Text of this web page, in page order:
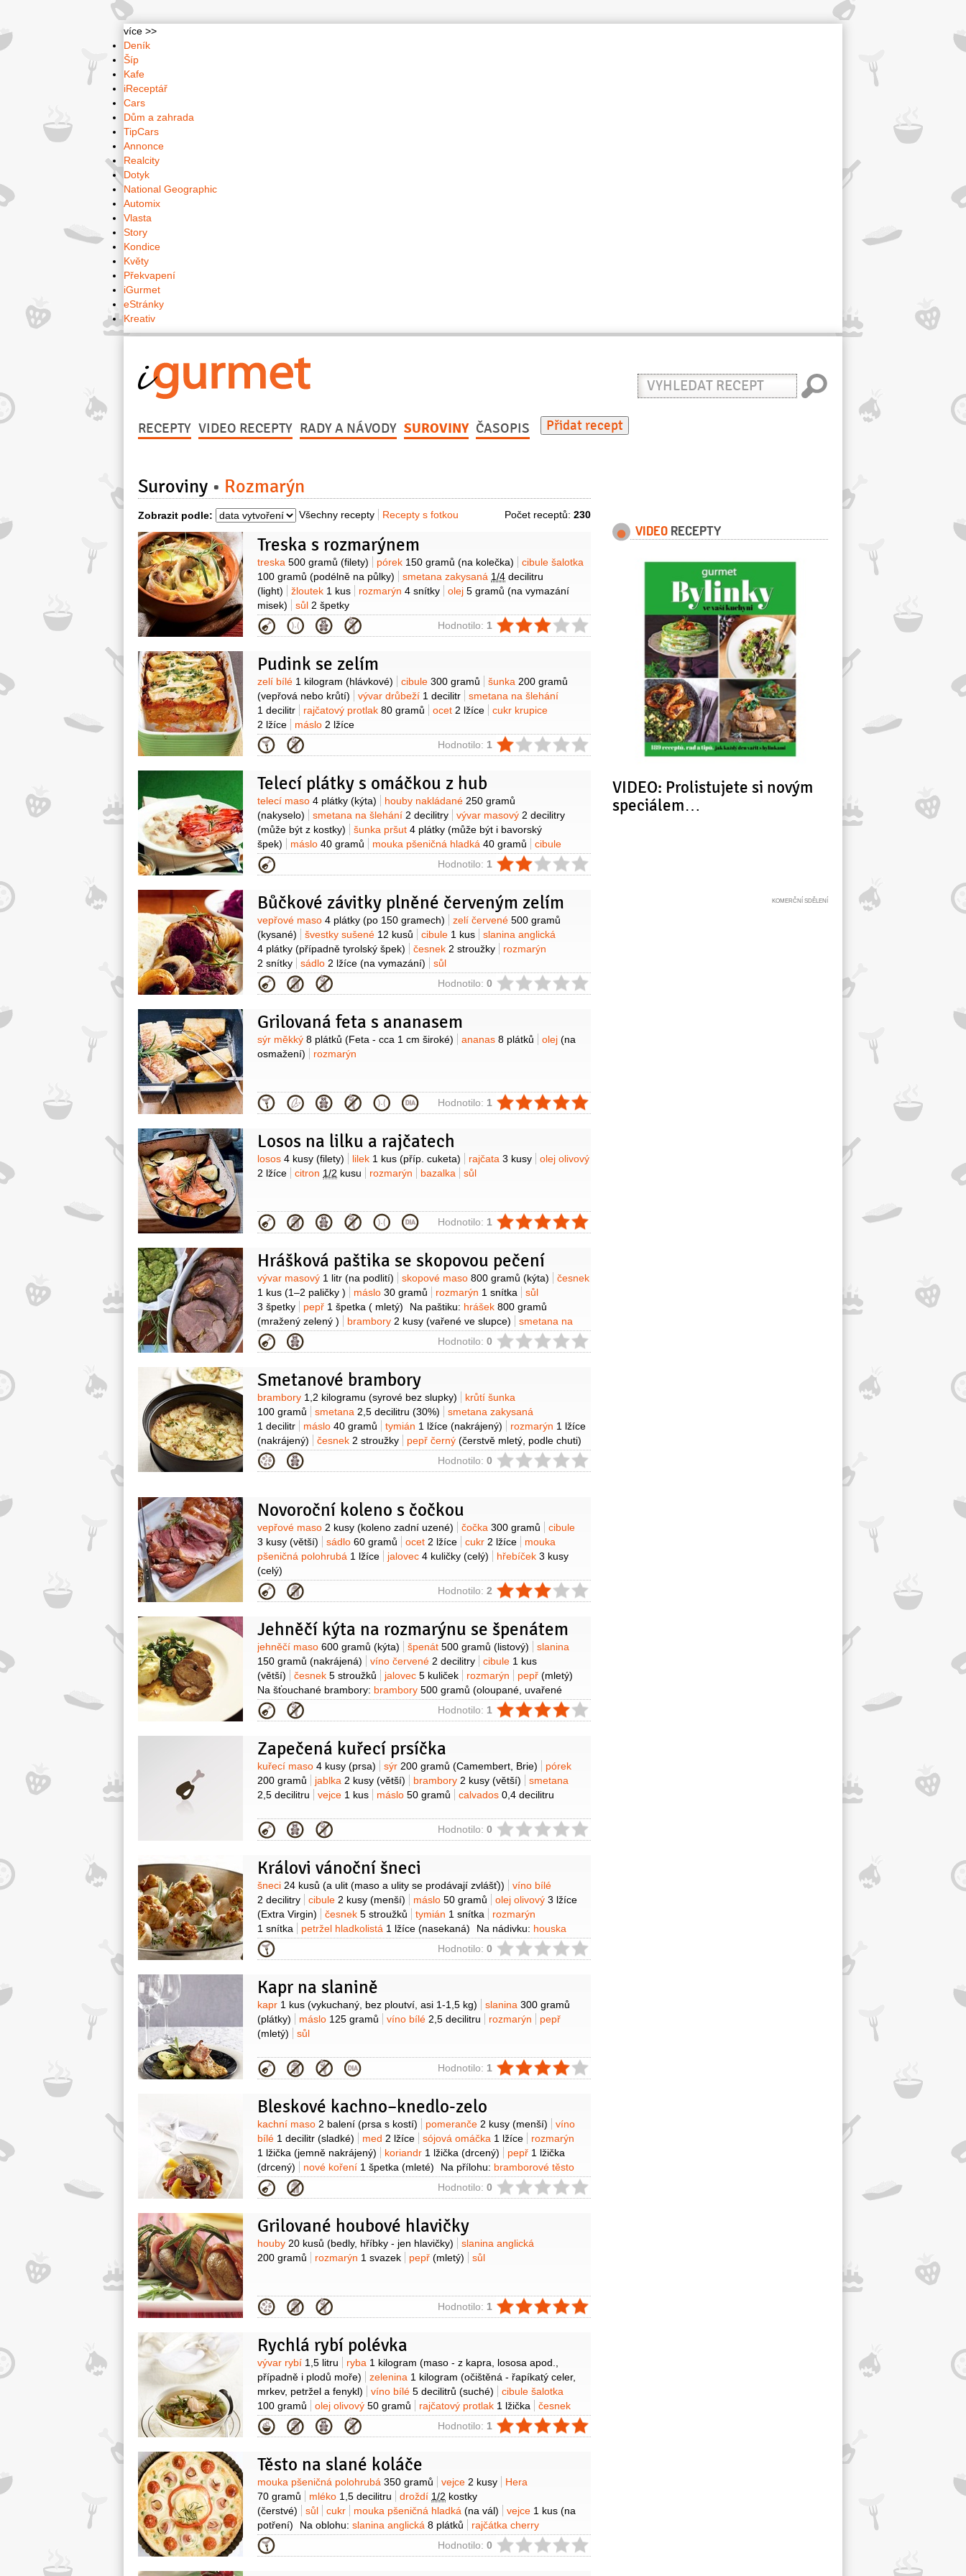
více >>
Deník
Šíp
Kafe
iReceptář
Cars
Dům a zahrada
TipCars
Annonce
Realcity
Dotyk
National Geographic
Automix
Vlasta
Story
Kondice
Květy
Překvapení
iGurmet
eStránky
Kreativ
Vyhledat
recept
RECEPTY VIDEO RECEPTY RADY A NÁVODY SUROVINY ČASOPIS Přidat recept
Suroviny Rozmarýn
Zobrazit podle: Všechny recepty Recepty s fotkou Počet receptů: 230
Treska s rozmarýnem
Suroviny
treska 500 gramů (filety) pórek 150 gramů (na kolečka)
cibule šalotka
100 gramů (podélně na půlky) smetana zakysaná 1/4 decilitru
(light)
žloutek 1 kus rozmarýn 4 snítky olej 5 gramů (na vymazání
misek)
sůl 2 špetky
Kategorie Hodnotilo: 1
Pudink se zelím
Suroviny
zelí bílé 1 kilogram (hlávkové) cibule 300 gramů šunka 200 gramů
(vepřová nebo krůtí)
vývar drůbeží 1 decilitr
smetana na šlehání
1 decilitr
rajčatový protlak 80 gramů ocet 2 lžíce
cukr krupice
2 lžíce
máslo 2 lžíce
Kategorie Hodnotilo: 1
Telecí plátky s omáčkou z hub
Suroviny
telecí maso 4 plátky (kýta) houby nakládané 250 gramů
(nakyselo)
smetana na šlehání 2 decilitry vývar masový 2 decilitry
(může být z kostky)
šunka pršut 4 plátky (může být i bavorský
špek)
máslo 40 gramů mouka pšeničná hladká 40 gramů
cibule
1 kus
Kategorie Hodnotilo: 1
Bůčkové závitky plněné červeným zelím
Suroviny
vepřové maso 4 plátky (po 150 gramech) zelí červené 500 gramů
(kysané)
švestky sušené 12 kusů cibule 1 kus
slanina anglická
4 plátky (případně tyrolský špek) česnek 2 stroužky
rozmarýn
2 snítky
sádlo 2 lžíce (na vymazání) sůl
Kategorie Hodnotilo: 0
Grilovaná feta s ananasem
Suroviny
sýr měkký 8 plátků (Feta - cca 1 cm široké) ananas 8 plátků olej (na
osmažení)
rozmarýn
Kategorie Hodnotilo: 1
Losos na lilku a rajčatech
Suroviny
losos 4 kusy (filety) lilek 1 kus (příp. cuketa) rajčata 3 kusy
olej olivový
2 lžíce
citron 1/2 kusu rozmarýn bazalka sůl
Kategorie Hodnotilo: 1
Hrášková paštika se skopovou pečení
Suroviny
vývar masový 1 litr (na podlití) skopové maso 800 gramů (kýta)
česnek
1 kus (1–2 paličky ) máslo 30 gramů rozmarýn 1 snítka
sůl
3 špetky
pepř 1 špetka ( mletý) Na paštiku: hrášek 800 gramů
(mražený zelený )
brambory 2 kusy (vařené ve slupce)
smetana na
šlehání2 decilitry cibule 1 kus máslo 1 lžíce
sůl
1 špetka
pepř1 špetka (mletý)
Kategorie Hodnotilo: 0
Smetanové brambory
Suroviny
brambory 1,2 kilogramu (syrové bez slupky)
krůtí šunka
100 gramů
smetana 2,5 decilitru (30%)
smetana zakysaná
1 decilitr
máslo 40 gramů tymián 1 lžíce (nakrájený) rozmarýn 1 lžíce
(nakrájený)
česnek 2 stroužky pepř černý (čerstvě mletý, podle chuti)
Kategorie Hodnotilo: 0
Novoroční koleno s čočkou
Suroviny
vepřové maso 2 kusy (koleno zadní uzené) čočka 300 gramů
cibule
3 kusy (větší) sádlo 60 gramů ocet 2 lžíce cukr 2 lžíce
mouka
pšeničná polohrubá 1 lžíce jalovec 4 kuličky (celý) hřebíček 3 kusy
(celý)
Kategorie Hodnotilo: 2
Jehněčí kýta na rozmarýnu se špenátem
Suroviny
jehněčí maso 600 gramů (kýta) špenát 500 gramů (listový)
slanina
150 gramů (nakrájená) víno červené 2 decilitry cibule 1 kus
(větší)
česnek 5 stroužků jalovec 5 kuliček rozmarýn pepř (mletý)
Na šťouchané brambory: brambory 500 gramů (oloupané, uvařené
doměkka)
kusu
smetana
1/2decilitru pepř(mletý) sůl
Kategorie Hodnotilo: 1
Zapečená kuřecí prsíčka
Suroviny
kuřecí maso 4 kusy (prsa) sýr 200 gramů (Camembert, Brie)
pórek
200 gramů
jablka 2 kusy (větší) brambory 2 kusy (větší)
smetana
2,5 decilitru
vejce 1 kus máslo 50 gramů calvados 0,4 decilitru
Kategorie Hodnotilo: 0
Královi vánoční šneci
Suroviny
šneci 24 kusů (a ulit (maso a ulity se prodávají zvlášť))
víno bílé
2 decilitry
cibule 2 kusy (menší) máslo 50 gramů olej olivový 3 lžíce
(Extra Virgin)
česnek 5 stroužků tymián 1 snítka
rozmarýn
1 snítka
petržel hladkolistá 1 lžíce (nasekaná) Na nádivku: houska
1 kus
šunka
50 gramů
(pražská)
mléko1/2decilitru petržel hladkolistá1 lžička
Kategorie Hodnotilo: 0
Kapr na slanině
Suroviny
kapr 1 kus (vykuchaný, bez ploutví, asi 1-1,5 kg) slanina 300 gramů
(plátky)
máslo 125 gramů víno bílé 2,5 decilitru rozmarýn
pepř
(mletý)
sůl
Kategorie Hodnotilo: 1
Bleskové kachno–knedlo-zelo
Suroviny
kachní maso 2 balení (prsa s kostí) pomeranče 2 kusy (menší)
víno
bílé 1 decilitr (sladké) med 2 lžíce sójová omáčka 1 lžíce
rozmarýn
1 lžička (jemně nakrájený) koriandr 1 lžička (drcený) pepř 1 lžička
(drcený)
nové koření 1 špetka (mleté) Na přílohu: bramborové těsto
1 balení (v prášku) 700 gramů (kysané) mandle3 lžíce
(jemně nasekané)
zavařenina brusinková2 lžíce máslo1 lžíce
Kategorie Hodnotilo: 0
Grilované houbové hlavičky
Suroviny
houby 20 kusů (bedly, hříbky - jen hlavičky)
slanina anglická
200 gramů
rozmarýn 1 svazek pepř (mletý) sůl
Kategorie Hodnotilo: 1
Rychlá rybí polévka
Suroviny
vývar rybí 1,5 litru ryba 1 kilogram (maso - z kapra, lososa apod.,
případně i plodů moře)
zelenina 1 kilogram (očištěná - řapíkatý celer,
mrkev, petržel a fenykl)
víno bílé 5 decilitrů (suché)
cibule šalotka
100 gramů
olej olivový 50 gramů rajčatový protlak 1 lžička
česnek
3 stroužky
šafrán 5 kusů
Kategorie Hodnotilo: 1
Těsto na slané koláče
Suroviny
mouka pšeničná polohrubá 350 gramů vejce 2 kusy
Hera
70 gramů
mléko 1,5 decilitru droždí 1/2 kostky
(čerstvé)
sůl cukr mouka pšeničná hladká (na vál) vejce 1 kus (na
potření)
Na oblohu: slanina anglická 8 plátků
rajčátka cherry
8 kusů
(Hermelín, Camembert, nebo
Encián)
sýr polotvrdý50 gramů (Eidam 40% strouhaný)
cibule
Kategorie Hodnotilo: 0
VIDEO RECEPTY
VIDEO: Prolistujete si novým
speciálem…